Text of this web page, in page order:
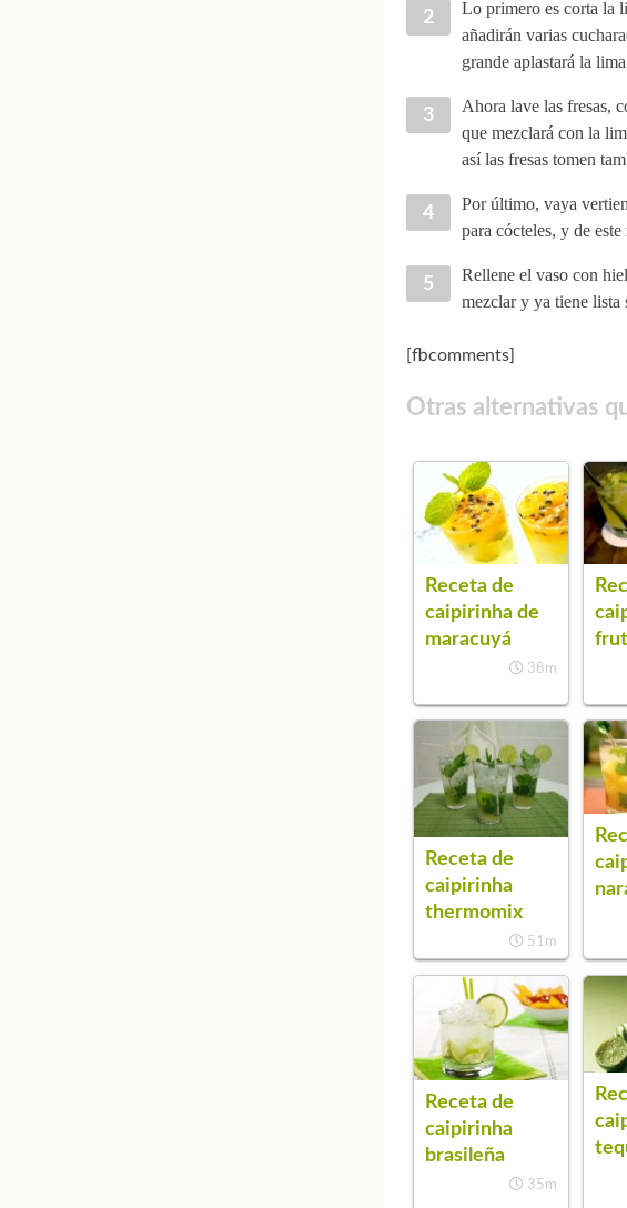
Lo primero es corta la
añadirán varias
grande aplastará la
Ahora lave las fresas,
que mezclará con la
así las fresas tomen
Por último, vaya
para cócteles, y de
Rellene el vaso con
mezclar y ya tiene lista
[fbcomments]
Otras alternativas
Receta de
caipirinha de
maracuyá
38m
Receta de
caipirinha
thermomix
51m
Receta de
caipirinha
brasileña
35m